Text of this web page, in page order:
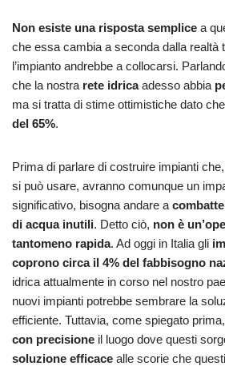
Non esiste una risposta semplice a
che essa cambia a seconda dalla realtà
l’impianto andrebbe a collocarsi.
che la nostra rete idricaadesso abbia
ma si tratta di stime ottimistiche dato
del 65%.
Prima di parlare di costruire impianti
si può usare, avranno comunque un
significativo, bisogna andare a
di acqua inutili. Detto ciò, non è
tantomeno rapida. Ad oggi in Italia gli
coprono circa il 4% del fabbisogno
idrica attualmente in corso nel nostro
nuovi impianti potrebbe sembrare la
efficiente. Tuttavia, come spiegato prima,
con precisione il luogo dove questi
soluzione efficace alle scorie che